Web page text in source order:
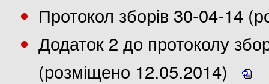
Протокол зборів 30-04-14
Додаток 2 до протоколу
(розміщено 12.05.2014)